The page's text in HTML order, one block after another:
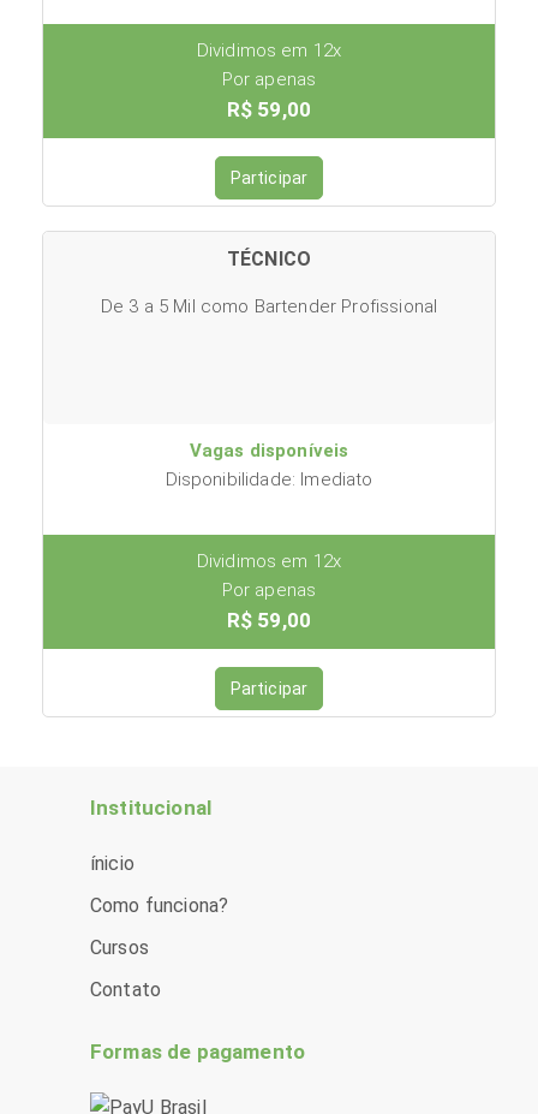
Dividimos em 12x
Por apenas
R$ 59,00
Participar
TÉCNICO
De 3 a 5 Mil como Bartender Profissional
Vagas disponíveis
Disponibilidade: Imediato
Dividimos em 12x
Por apenas
R$ 59,00
Participar
Institucional
ínicio
Como funciona?
Cursos
Contato
Formas de pagamento